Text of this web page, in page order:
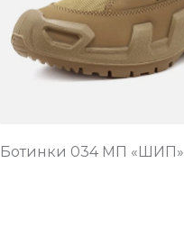
Ботинки 034 МП «ШИП»